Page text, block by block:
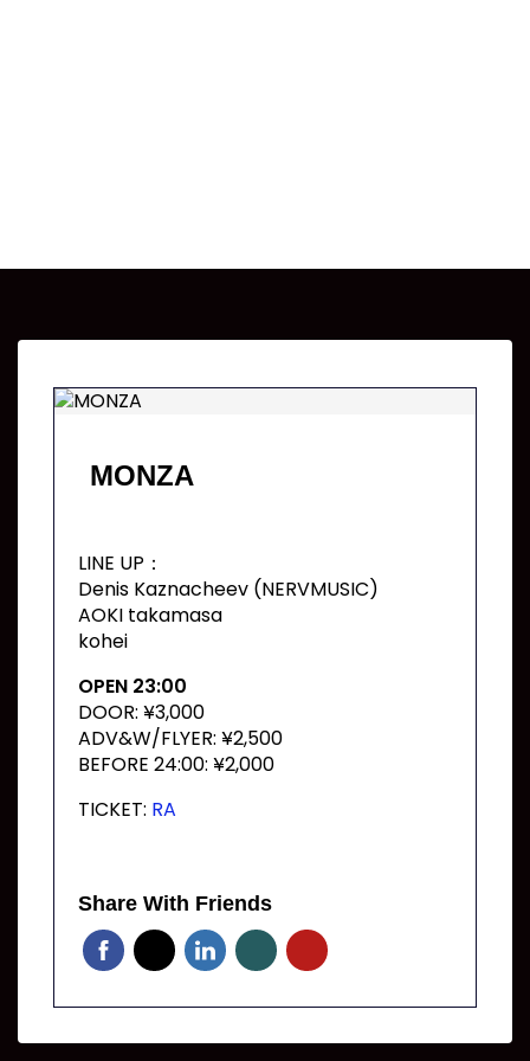
MONZA
LINE UP：
Denis Kaznacheev (NERVMUSIC)
AOKI takamasa
kohei
OPEN 23:00
DOOR: ¥3,000
ADV&W/FLYER: ¥2,500
BEFORE 24:00: ¥2,000
TICKET: RA
Share With Friends